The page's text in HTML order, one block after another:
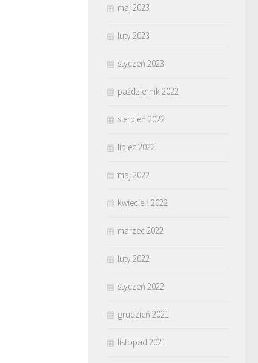
maj 2023
luty 2023
styczeń 2023
październik 2022
sierpień 2022
lipiec 2022
maj 2022
kwiecień 2022
marzec 2022
luty 2022
styczeń 2022
grudzień 2021
listopad 2021